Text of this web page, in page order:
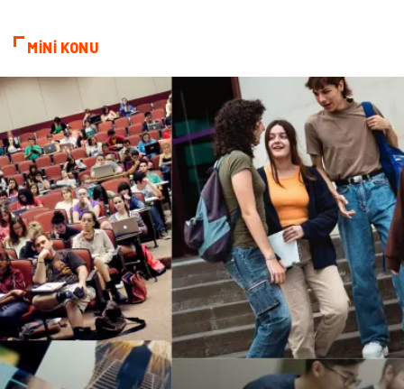
Tarım & Hayvancılık Cam
Şile bezi Restaurant
MİNİ KONU